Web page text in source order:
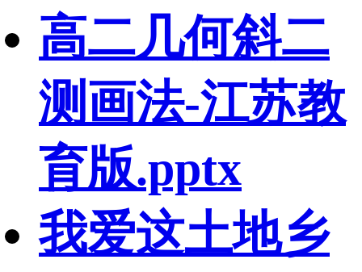
高二几何斜二
测画法-江苏教
育版.pptx
我爱这土地乡